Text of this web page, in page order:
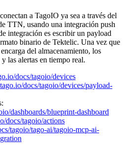
a TagoIO ya sea a través del
TTN, usando una integración push
integración es escribir un payload
binario de Tektelic. Una vez que
del almacenamiento, los
las alertas en tiempo real.
docs/tagoio/devices
docs/tagoio/devices/payload-
dashboards/blueprint-dashboard
docs/tagoio/actions
tagoio/tago-ai/tagoio-mcp-ai-